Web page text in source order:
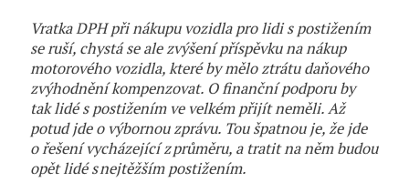
Vratka DPH při nákupu vozidla pro lidi s postižením
se ruší, chystá se ale zvýšení příspěvku na nákup
motorového vozidla, které by mělo ztrátu daňového
zvýhodnění kompenzovat. O finanční podporu by
tak lidés postižením ve velkém přijít neměli. Až
potud jde o výbornou zprávu. Tou špatnou je, že jde
o řešení vycházející z průměru, a tratit na něm budou
opět lidé s nejtěžším postižením.